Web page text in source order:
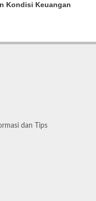
Kondisi Keuangan
dan Tips